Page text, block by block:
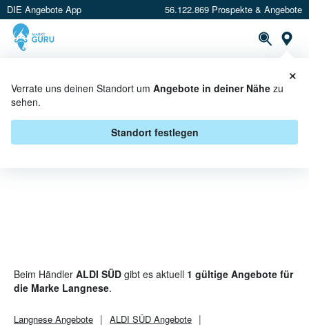
DIE Angebote App 56.122.869 Prospekte & Angebote
Verrate uns deinen Standort um Angebote in deiner Nähe zu
sehen.
Standort festlegen
×
LANGNESE BEI ALDI SÜD -
ANGEBOTE & AKTIONEN
Beim Händler ALDI SÜD gibt es aktuell 1 gültige Angebote für
die Marke Langnese.
Langnese Angebote ALDI SÜD Angebote